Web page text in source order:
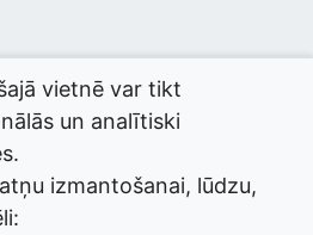
Tilde.
vietnē var tikt
un analītiski
izmantošanai, lūdzu,